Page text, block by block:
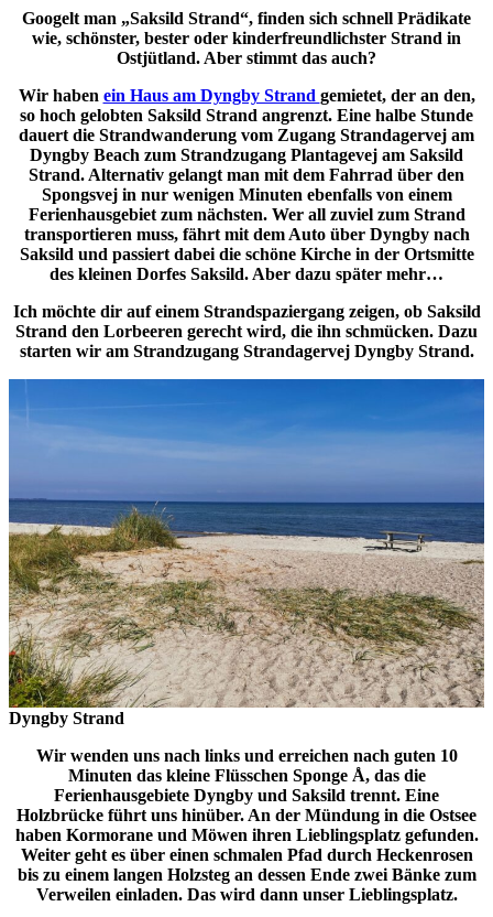
Googelt man „Saksild Strand“, finden sich schnell Prädikate
wie, schönster, bester oder kinderfreundlichster Strand in
Ostjütland. Aber stimmt das auch?
Wir haben ein Haus am Dyngby Strand gemietet, der an den,
so hoch gelobten Saksild Strand angrenzt. Eine halbe Stunde
dauert die Strandwanderung vom Zugang Strandagervej am
Dyngby Beach zum Strandzugang Plantagevej am Saksild
Strand. Alternativ gelangt man mit dem Fahrrad über den
Spongsvej in nur wenigen Minuten ebenfalls von einem
Ferienhausgebiet zum nächsten. Wer all zuviel zum Strand
transportieren muss, fährt mit dem Auto über Dyngby nach
Saksild und passiert dabei die schöne Kirche in der Ortsmitte
des kleinen Dorfes Saksild. Aber dazu später mehr…
Ich möchte dir auf einem Strandspaziergang zeigen, ob Saksild
Strand den Lorbeeren gerecht wird, die ihn schmücken. Dazu
starten wir am Strandzugang Strandagervej Dyngby Strand.
Dyngby Strand
Wir wenden uns nach links und erreichen nach guten 10
Minuten das kleine Flüsschen Sponge Å, das die
Ferienhausgebiete Dyngby und Saksild trennt. Eine
Holzbrücke führt uns hinüber. An der Mündung in die Ostsee
haben Kormorane und Möwen ihren Lieblingsplatz gefunden.
Weiter geht es über einen schmalen Pfad durch Heckenrosen
bis zu einem langen Holzsteg an dessen Ende zwei Bänke zum
Verweilen einladen. Das wird dann unser Lieblingsplatz.